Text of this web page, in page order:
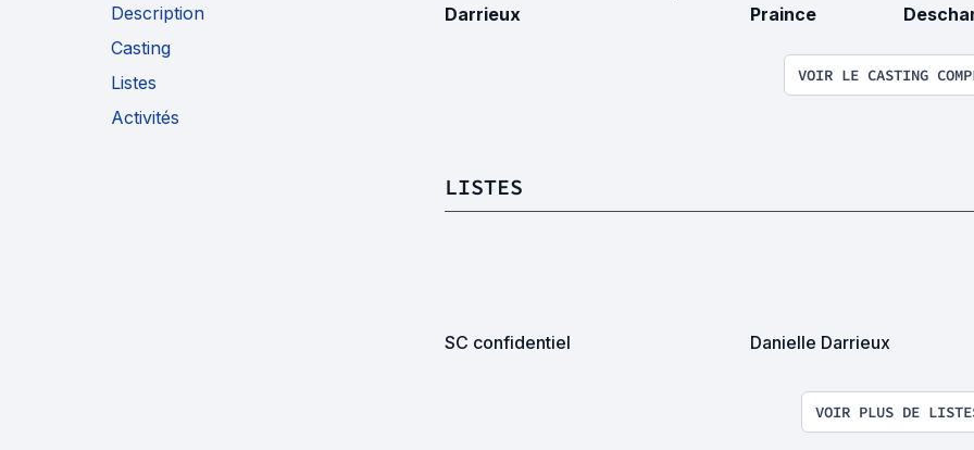
Description
Casting
Listes
Activités
Darrieux
Praince
VOIR LE CASTING
LISTES
SC confidentiel Danielle Darrieux
VOIR PLUS DE